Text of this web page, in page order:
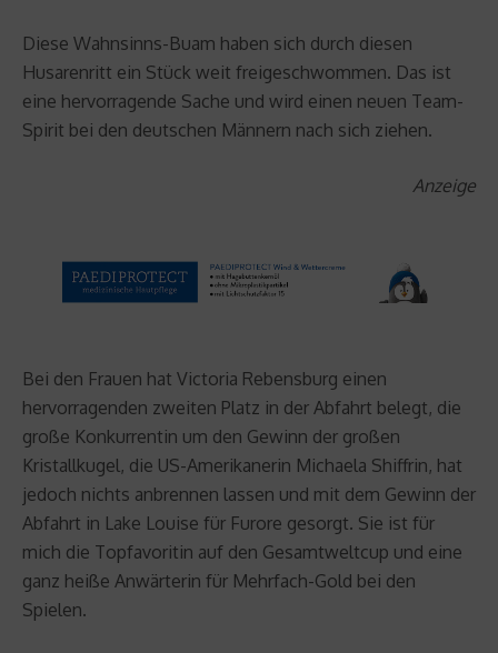
Diese Wahnsinns-Buam haben sich durch diesen
Husarenritt ein Stück weit freigeschwommen. Das ist
eine hervorragende Sache und wird einen neuen Team-
Spirit bei den deutschen Männern nach sich ziehen.
Anzeige
Bei den Frauen hat Victoria Rebensburg einen
hervorragenden zweiten Platz in der Abfahrt belegt, die
große Konkurrentin um den Gewinn der großen
Kristallkugel, die US-Amerikanerin Michaela Shiffrin, hat
jedoch nichts anbrennen lassen und mit dem Gewinn der
Abfahrt in Lake Louise für Furore gesorgt. Sie ist für
mich die Topfavoritin auf den Gesamtweltcup und eine
ganz heiße Anwärterin für Mehrfach-Gold bei den
Spielen.